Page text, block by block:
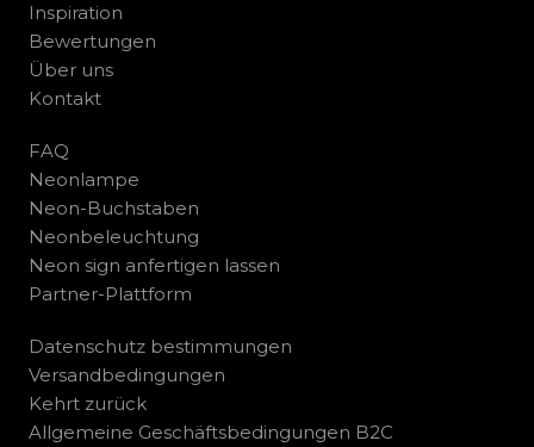
Inspiration
Bewertungen
Über uns
Kontakt
FAQ
Neonlampe
Neon-Buchstaben
Neonbeleuchtung
Neon sign anfertigen lassen
Partner-Plattform
Datenschutz bestimmungen
Versandbedingungen
Kehrt zurück
Allgemeine Geschäftsbedingungen B2C